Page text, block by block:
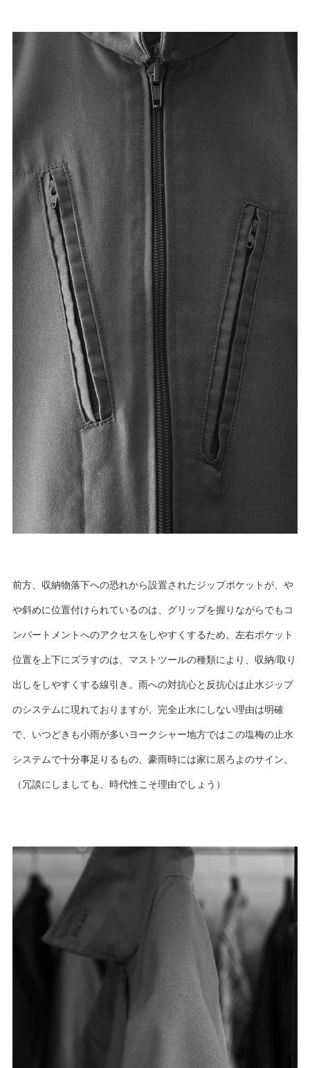
前方、収納物落下への恐れから設置されたジップポケットが、や
や斜めに位置付けられているのは、グリップを握りながらでもコ
ンパートメントへのアクセスをしやすくするため。左右ポケット
位置を上下にズラすのは、マストツールの種類により、収納/取り
出しをしやすくする線引き。雨への対抗心と反抗心は止水ジップ
のシステムに現れておりますが、完全止水にしない理由は明確
で、いつどきも小雨が多いヨークシャー地方ではこの塩梅の止水
システムで十分事足りるもの、豪雨時には家に居ろよのサイン。
（冗談にしましても、時代性こそ理由でしょう）